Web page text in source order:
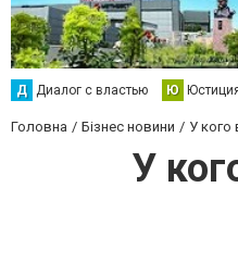
Д Диалог с властью Ю
Головна Бізнес новини У кого
У